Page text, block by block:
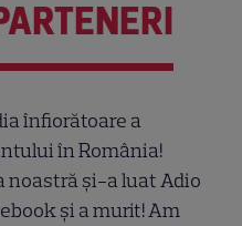
înfiorătoare a
în România!
noastră și-a luat Adio
și a murit! Am